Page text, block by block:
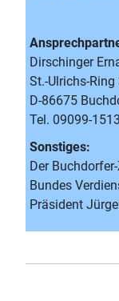
Dirschinger
St.-Ulrichs-Ring
D-86675
Tel. 09099-1513
Sonstiges:
Der
Bundes
Präsident